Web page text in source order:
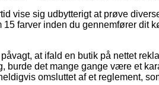
vise sig udbytterigt at prøve
farver inden du gennemfører dit
at ifald en butik på nettet
burde det mange gange være et
omsluttet af et reglement,